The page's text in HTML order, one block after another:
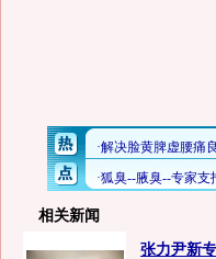
相关新闻
张力尹新